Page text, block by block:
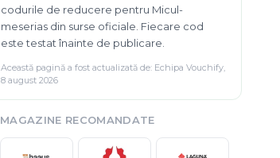
codurile de reducere pentru Micul-
meserias din surse oficiale. Fiecare cod
este testat înainte de publicare.
Această pagină a fost actualizată de: Echipa Vouchify,
8 august 2026
MAGAZINE RECOMANDATE